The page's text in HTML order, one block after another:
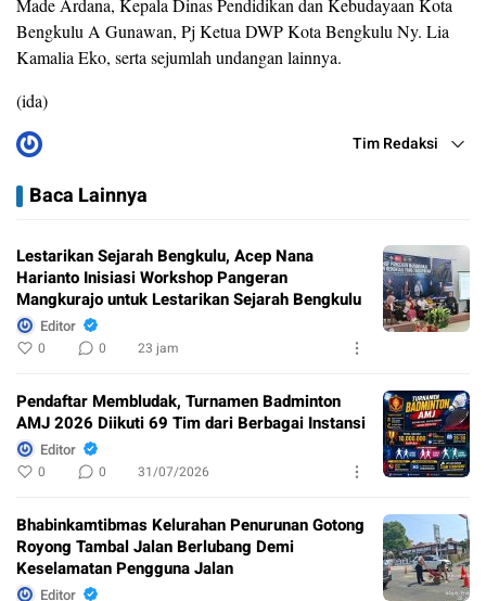
Made Ardana, Kepala Dinas Pendidikan dan Kebudayaan Kota
Bengkulu A Gunawan, Pj Ketua DWP Kota Bengkulu Ny. Lia
Kamalia Eko, serta sejumlah undangan lainnya.
(ida)
Tim Redaksi
Baca Lainnya
Lestarikan Sejarah Bengkulu, Acep Nana
Harianto Inisiasi Workshop Pangeran
Mangkurajo untuk Lestarikan Sejarah Bengkulu
Editor
0 0 23 jam
Pendaftar Membludak, Turnamen Badminton
AMJ 2026 Diikuti 69 Tim dari Berbagai Instansi
Editor
0 0 31/07/2026
Bhabinkamtibmas Kelurahan Penurunan Gotong
Royong Tambal Jalan Berlubang Demi
Keselamatan Pengguna Jalan
Editor